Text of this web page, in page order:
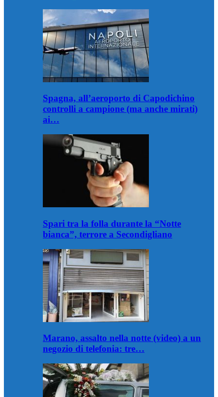
Spagna, all’aeroporto di Capodichino
controlli a campione (ma anche mirati)
ai…
Spari tra la folla durante la “Notte
bianca”, terrore a Secondigliano
Marano, assalto nella notte (video) a un
negozio di telefonia: tre…